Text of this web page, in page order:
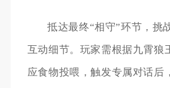
抵达最终“相守”环节，挑
互动细节。玩家需根据九霄狼
应食物投喂，触发专属对话后